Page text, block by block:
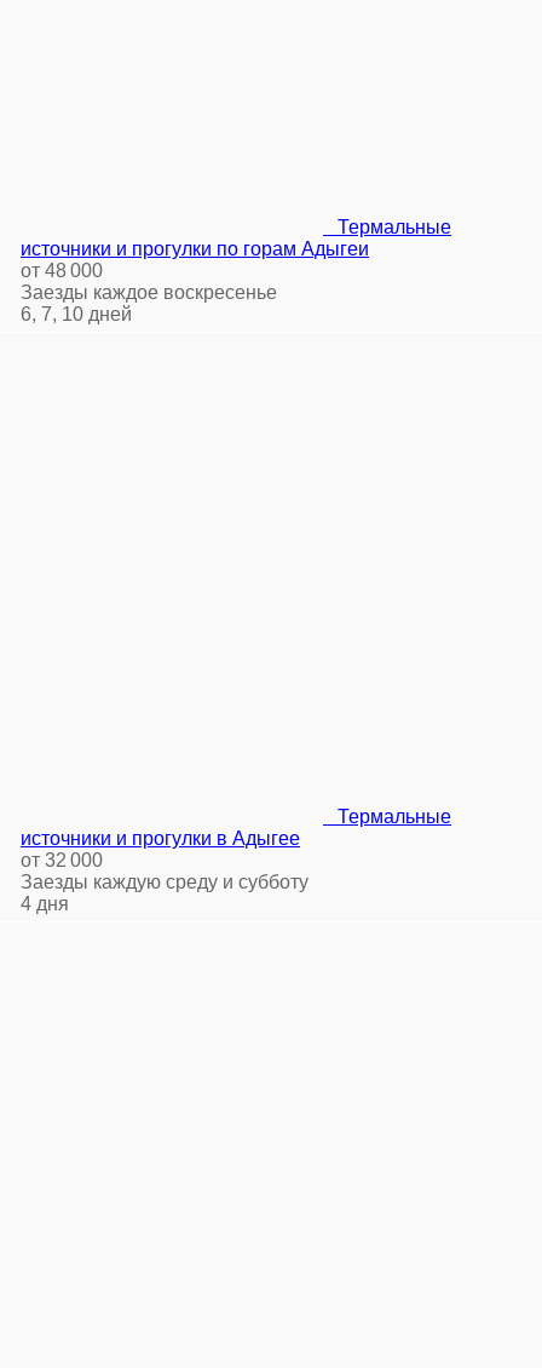
Термальные
источники и прогулки по горам Адыгеи
от 48 000
Заезды каждое воскресенье
6, 7, 10 дней
Термальные
источники и прогулки в Адыгее
от 32 000
Заезды каждую среду и субботу
4 дня